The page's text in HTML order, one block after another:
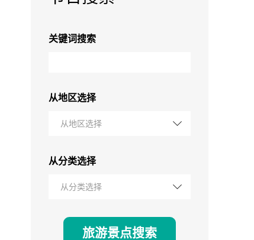
关键词搜索
从地区选择
从地区选择
从分类选择
从分类选择
旅游景点搜索